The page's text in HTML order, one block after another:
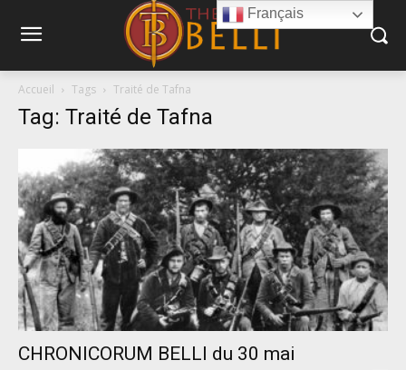
Accueil Tags Traité de Tafna
Tag: Traité de Tafna
CHRONICORUM BELLI du 30 mai
Français